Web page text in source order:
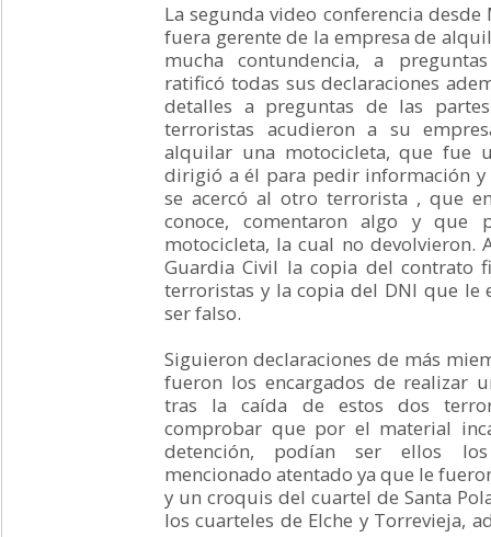
La segunda video conferencia
fuera gerente de la empresa de
mucha contundencia, a
ratificó todas sus declaraciones
detalles a preguntas de las
terroristas acudieron a su
alquilar una motocicleta, que fue
dirigió a él para pedir información y
se acercó al otro terrorista , que
conoce, comentaron algo y que
motocicleta, la cual no devolvieron.
Guardia Civil la copia del contrato
terroristas y la copia del DNI que le
ser falso.
Siguieron declaraciones de más
fueron los encargados de realizar
tras la caída de estos dos
comprobar que por el material
detención, podían ser ellos
mencionado atentado ya que le
y un croquis del cuartel de Santa
los cuarteles de Elche y Torrevieja,